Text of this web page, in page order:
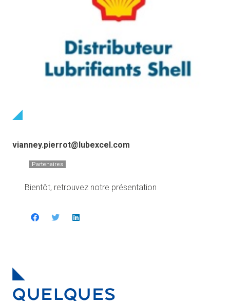
vianney.pierrot@lubexcel.com
Partenaires
Bientôt, retrouvez notre présentation
QUELQUES